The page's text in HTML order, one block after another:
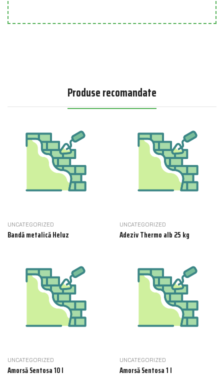
Produse recomandate
UNCATEGORIZED
Bandă metalică Heluz
UNCATEGORIZED
Adeziv Thermo alb 25 kg
UNCATEGORIZED
Amorsă Sentosa 10 l
UNCATEGORIZED
Amorsă Sentosa 1 l